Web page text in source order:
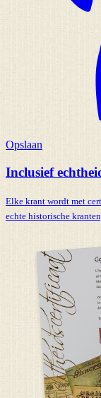
Opslaan
Inclusief
Elke krant wordt met
echte historische kranten,